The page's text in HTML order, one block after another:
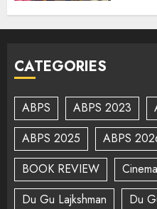
CATEGORIES
ABPS ABPS 2023
ABPS 2025
ABPS
BOOK REVIEW
Cinema
Du Gu Lajkshman
Du